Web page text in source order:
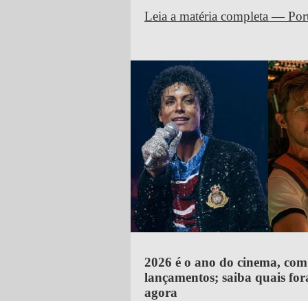
Leia a matéria completa —
2026 é o ano do cinema,
lançamentos; saiba quais
agora